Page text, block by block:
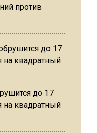
против
до 17
на квадратный